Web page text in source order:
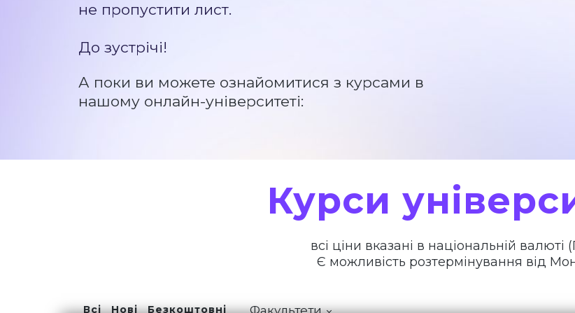
не пропустити лист.
До зустрічі!
А поки ви можете ознайомитися з курсами в
нашому онлайн-університеті:
Курси
всі ціни вказані в національній
Є можливість розтермінування від
Всі Нові Безкоштовні Факультети